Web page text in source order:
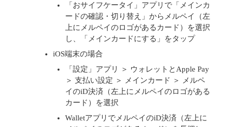
「おサイフケータイ」アプリで「メインカ
ードの確認・切り替え」からメルペイ（左
上にメルペイのロゴがあるカード）を選択
し、「メインカードにする」をタップ
iOS端末の場合
「設定」アプリ ＞ ウォレットとApple Pay
＞ 支払い設定 ＞ メインカード ＞ メルペ
イのiD決済（左上にメルペイのロゴがある
カード）を選択
WalletアプリでメルペイのiD決済（左上に